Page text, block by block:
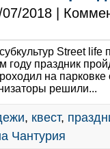
07/2018 |
Street life
году праздник
на парковке
решили...
, квест,
Чантурия